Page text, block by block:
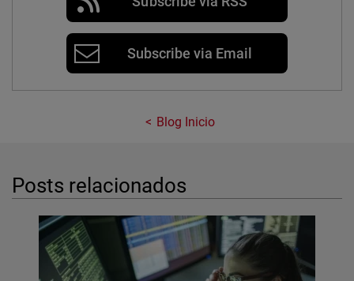
Subscribe via Email
Blog Inicio
Posts relacionados